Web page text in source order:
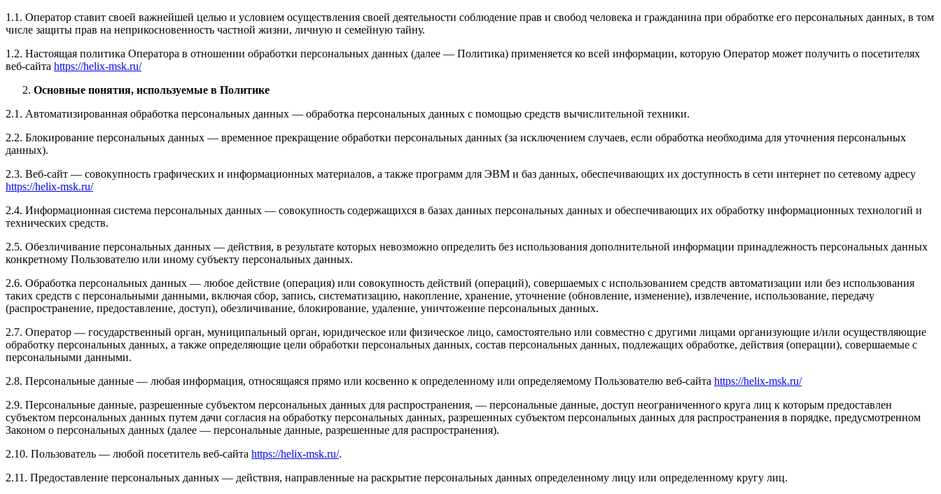
1.1. Оператор ставит своей важнейшей целью и условием осуществления своей деятельности соблюдение прав и свобод человека и гражданина при обработке его персональных данных, в том
числе защиты прав на неприкосновенность частной жизни, личную и семейную тайну.
1.2. Настоящая политика Оператора в отношении обработки персональных данных (далее — Политика) применяется ко всей информации, которую Оператор может получить о посетителях
веб-сайта https://helix-msk.ru/
Основные понятия, используемые в Политике
2.1. Автоматизированная обработка персональных данных — обработка персональных данных с помощью средств вычислительной техники.
2.2. Блокирование персональных данных — временное прекращение обработки персональных данных (за исключением случаев, если обработка необходима для уточнения персональных
данных).
2.3. Веб-сайт — совокупность графических и информационных материалов, а также программ для ЭВМ и баз данных, обеспечивающих их доступность в сети интернет по сетевому адресу
https://helix-msk.ru/
2.4. Информационная система персональных данных — совокупность содержащихся в базах данных персональных данных и обеспечивающих их обработку информационных технологий и
технических средств.
2.5. Обезличивание персональных данных — действия, в результате которых невозможно определить без использования дополнительной информации принадлежность персональных данных
конкретному Пользователю или иному субъекту персональных данных.
2.6. Обработка персональных данных — любое действие (операция) или совокупность действий (операций), совершаемых с использованием средств автоматизации или без использования
таких средств с персональными данными, включая сбор, запись, систематизацию, накопление, хранение, уточнение (обновление, изменение), извлечение, использование, передачу
(распространение, предоставление, доступ), обезличивание, блокирование, удаление, уничтожение персональных данных.
2.7. Оператор — государственный орган, муниципальный орган, юридическое или физическое лицо, самостоятельно или совместно с другими лицами организующие и/или осуществляющие
обработку персональных данных, а также определяющие цели обработки персональных данных, состав персональных данных, подлежащих обработке, действия (операции), совершаемые с
персональными данными.
2.8. Персональные данные — любая информация, относящаяся прямо или косвенно к определенному или определяемому Пользователю веб-сайта https://helix-msk.ru/
2.9. Персональные данные, разрешенные субъектом персональных данных для распространения, — персональные данные, доступ неограниченного круга лиц к которым предоставлен
субъектом персональных данных путем дачи согласия на обработку персональных данных, разрешенных субъектом персональных данных для распространения в порядке, предусмотренном
Законом о персональных данных (далее — персональные данные, разрешенные для распространения).
2.10. Пользователь — любой посетитель веб-сайта https://helix-msk.ru/.
2.11. Предоставление персональных данных — действия, направленные на раскрытие персональных данных определенному лицу или определенному кругу лиц.